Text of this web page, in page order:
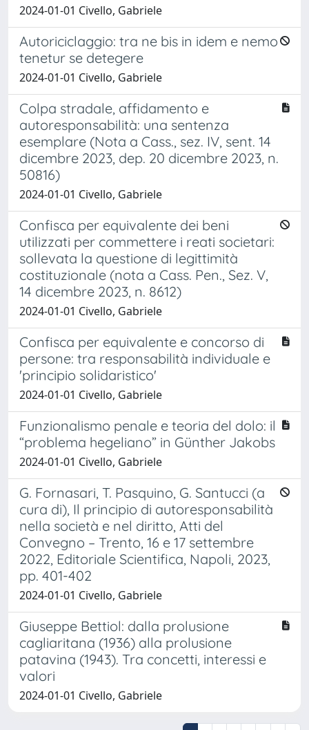
2024-01-01 Civello, Gabriele
Autoriciclaggio: tra ne bis in idem e nemo
tenetur se detegere
2024-01-01 Civello, Gabriele
Colpa stradale, affidamento e
autoresponsabilità: una sentenza
esemplare (Nota a Cass., sez. IV, sent. 14
dicembre 2023, dep. 20 dicembre 2023, n.
50816)
2024-01-01 Civello, Gabriele
Confisca per equivalente dei beni
utilizzati per commettere i reati societari:
sollevata la questione di legittimità
costituzionale (nota a Cass. Pen., Sez. V,
14 dicembre 2023, n. 8612)
2024-01-01 Civello, Gabriele
Confisca per equivalente e concorso di
persone: tra responsabilità individuale e
'principio solidaristico'
2024-01-01 Civello, Gabriele
Funzionalismo penale e teoria del dolo: il
“problema hegeliano” in Günther Jakobs
2024-01-01 Civello, Gabriele
G. Fornasari, T. Pasquino, G. Santucci (a
cura di), Il principio di autoresponsabilità
nella società e nel diritto, Atti del
Convegno – Trento, 16 e 17 settembre
2022, Editoriale Scientifica, Napoli, 2023,
pp. 401-402
2024-01-01 Civello, Gabriele
Giuseppe Bettiol: dalla prolusione
cagliaritana (1936) alla prolusione
patavina (1943). Tra concetti, interessi e
valori
2024-01-01 Civello, Gabriele